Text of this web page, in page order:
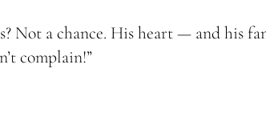
Not a chance. His heart — and his
complain!”